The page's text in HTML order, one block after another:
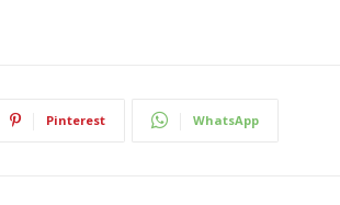
Pinterest WhatsApp